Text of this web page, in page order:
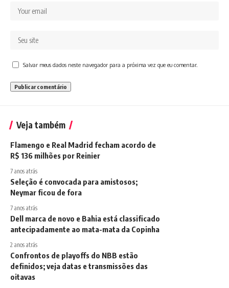
Salvar meus dados neste navegador para a próxima vez que eu comentar.
Veja também
Flamengo e Real Madrid fecham acordo de
R$ 136 milhões por Reinier
7 anos atrás
Seleção é convocada para amistosos;
Neymar ficou de fora
7 anos atrás
Dell marca de novo e Bahia está classificado
antecipadamente ao mata-mata da Copinha
2 anos atrás
Confrontos de playoffs do NBB estão
definidos; veja datas e transmissões das
oitavas